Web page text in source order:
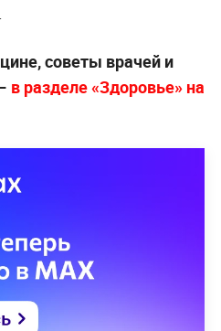
советы врачей и
в разделе «Здоровье» на